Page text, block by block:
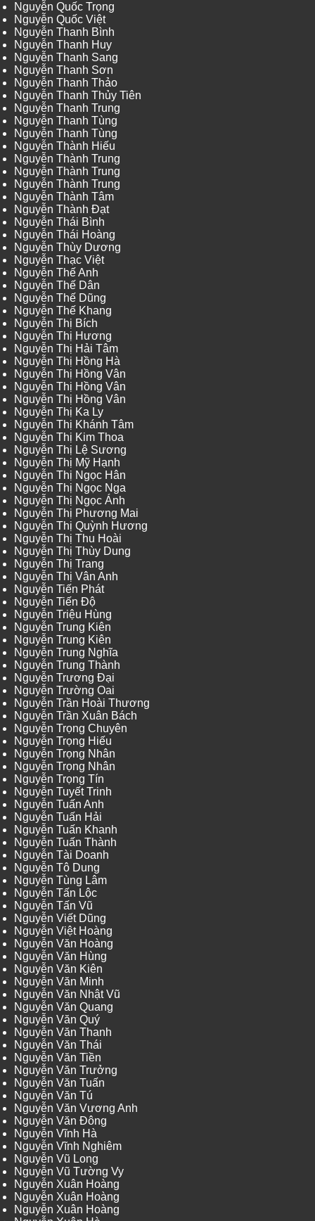
Nguyễn Quốc Trọng
Nguyễn Quốc Việt
Nguyễn Thanh Bình
Nguyễn Thanh Huy
Nguyễn Thanh Sang
Nguyễn Thanh Sơn
Nguyễn Thanh Thảo
Nguyễn Thanh Thủy Tiên
Nguyễn Thanh Trung
Nguyễn Thanh Tùng
Nguyễn Thanh Tùng
Nguyễn Thành Hiếu
Nguyễn Thành Trung
Nguyễn Thành Trung
Nguyễn Thành Trung
Nguyễn Thành Tâm
Nguyễn Thành Đạt
Nguyễn Thái Bình
Nguyễn Thái Hoàng
Nguyễn Thùy Dương
Nguyễn Thạc Việt
Nguyễn Thế Anh
Nguyễn Thế Dân
Nguyễn Thế Dũng
Nguyễn Thế Khang
Nguyễn Thị Bích
Nguyễn Thị Hương
Nguyễn Thị Hải Tâm
Nguyễn Thị Hồng Hà
Nguyễn Thị Hồng Vân
Nguyễn Thị Hồng Vân
Nguyễn Thị Hồng Vân
Nguyễn Thị Ka Ly
Nguyễn Thị Khánh Tâm
Nguyễn Thị Kim Thoa
Nguyễn Thị Lệ Sương
Nguyễn Thị Mỹ Hạnh
Nguyễn Thị Ngọc Hân
Nguyễn Thị Ngọc Nga
Nguyễn Thị Ngọc Ánh
Nguyễn Thị Phương Mai
Nguyễn Thị Quỳnh Hương
Nguyễn Thị Thu Hoài
Nguyễn Thị Thùy Dung
Nguyễn Thị Trang
Nguyễn Thị Vân Anh
Nguyễn Tiến Phát
Nguyễn Tiến Độ
Nguyễn Triệu Hùng
Nguyễn Trung Kiên
Nguyễn Trung Kiên
Nguyễn Trung Nghĩa
Nguyễn Trung Thành
Nguyễn Trương Đại
Nguyễn Trường Oai
Nguyễn Trần Hoài Thương
Nguyễn Trần Xuân Bách
Nguyễn Trọng Chuyên
Nguyễn Trọng Hiếu
Nguyễn Trọng Nhân
Nguyễn Trọng Nhân
Nguyễn Trọng Tín
Nguyễn Tuyết Trinh
Nguyễn Tuấn Anh
Nguyễn Tuấn Hải
Nguyễn Tuấn Khanh
Nguyễn Tuấn Thành
Nguyễn Tài Doanh
Nguyễn Tô Dung
Nguyễn Tùng Lâm
Nguyễn Tấn Lộc
Nguyễn Tấn Vũ
Nguyễn Viết Dũng
Nguyễn Việt Hoàng
Nguyễn Văn Hoàng
Nguyễn Văn Hùng
Nguyễn Văn Kiên
Nguyễn Văn Minh
Nguyễn Văn Nhật Vũ
Nguyễn Văn Quang
Nguyễn Văn Quý
Nguyễn Văn Thanh
Nguyễn Văn Thái
Nguyễn Văn Tiền
Nguyễn Văn Trưởng
Nguyễn Văn Tuấn
Nguyễn Văn Tú
Nguyễn Văn Vương Anh
Nguyễn Văn Đông
Nguyễn Vĩnh Hà
Nguyễn Vĩnh Nghiêm
Nguyễn Vũ Long
Nguyễn Vũ Tường Vy
Nguyễn Xuân Hoàng
Nguyễn Xuân Hoàng
Nguyễn Xuân Hoàng